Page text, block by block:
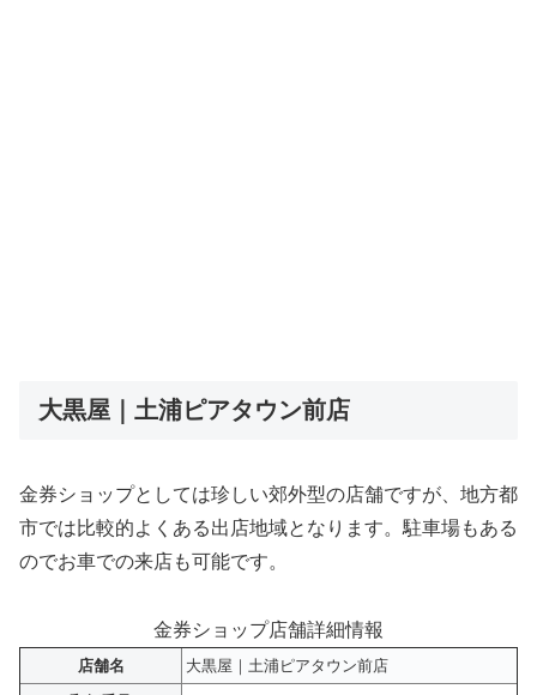
大黒屋｜土浦ピアタウン前店
金券ショップとしては珍しい郊外型の店舗ですが、地方都
市では比較的よくある出店地域となります。駐車場もある
のでお車での来店も可能です。
金券ショップ店舗詳細情報
店舗名
大黒屋｜土浦ピアタウン前店